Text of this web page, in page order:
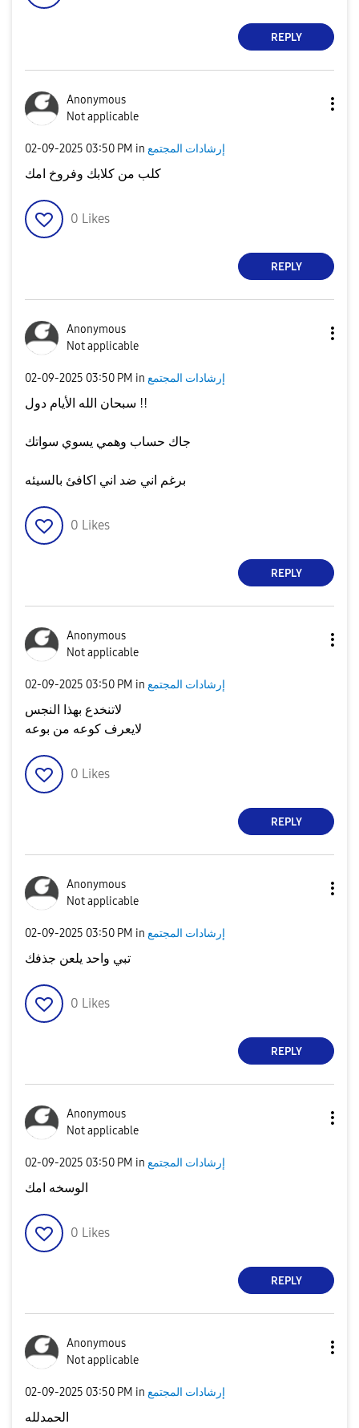
REPLY
Anonymous
Not applicable
‎02-09-2025 03:50 PM in إرشادات المجتمع
كلب من كلابك وفروخ امك
0 Likes
REPLY
Anonymous
Not applicable
‎02-09-2025 03:50 PM in إرشادات المجتمع
سبحان الله الأيام دول !!
جاك حساب وهمي يسوي سواتك
برغم اني ضد اني اكافئ بالسيئه
0 Likes
REPLY
Anonymous
Not applicable
‎02-09-2025 03:50 PM in إرشادات المجتمع
لاتنخدع بهذا النجس
لايعرف كوعه من بوعه
0 Likes
REPLY
Anonymous
Not applicable
‎02-09-2025 03:50 PM in إرشادات المجتمع
تبي واحد يلعن جذفك
0 Likes
REPLY
Anonymous
Not applicable
‎02-09-2025 03:50 PM in إرشادات المجتمع
الوسخه امك
0 Likes
REPLY
Anonymous
Not applicable
‎02-09-2025 03:50 PM in إرشادات المجتمع
الحمدلله